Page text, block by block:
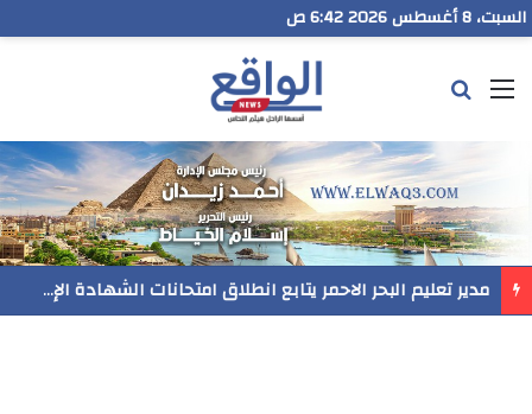
السبت، 8 أغسطس 2026 6:42 ص
القائمة
مدير تعليم البحر الاحمر يتابع انطلاق امتحانات الشهادة الإعدادية ويؤكد: الانضباط